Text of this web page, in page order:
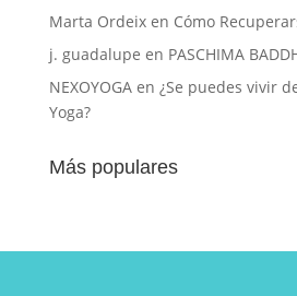
Marta Ordeixen Cómo
j. guadalupe en PASCHIMA
NEXOYOGAen ¿Se puedes vivir
Yoga?
Más populares